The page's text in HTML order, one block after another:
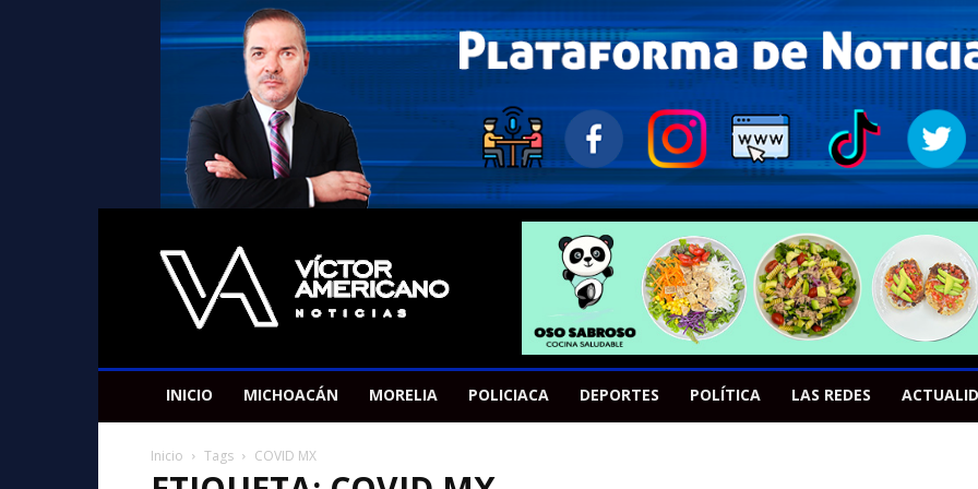
Americano
Victor
INICIO MICHOACÁN MORELIA POLICIACA DEPORTES POLÍTICA LAS REDES
Inicio Tags COVID MX